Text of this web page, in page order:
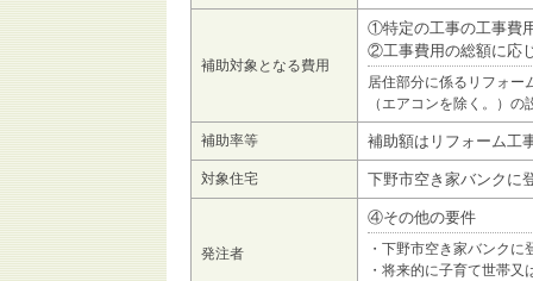
補助対象となる費用
①特定の工事の工事費
②工事費用の総額に応
居住部分に係るリフォー
（エアコンを除く。）
補助率等 補助額はリフォーム工
対象住宅 下野市空き家バンクに
発注者
④その他の要件
・下野市空き家バンク
・将来的に子育て世帯